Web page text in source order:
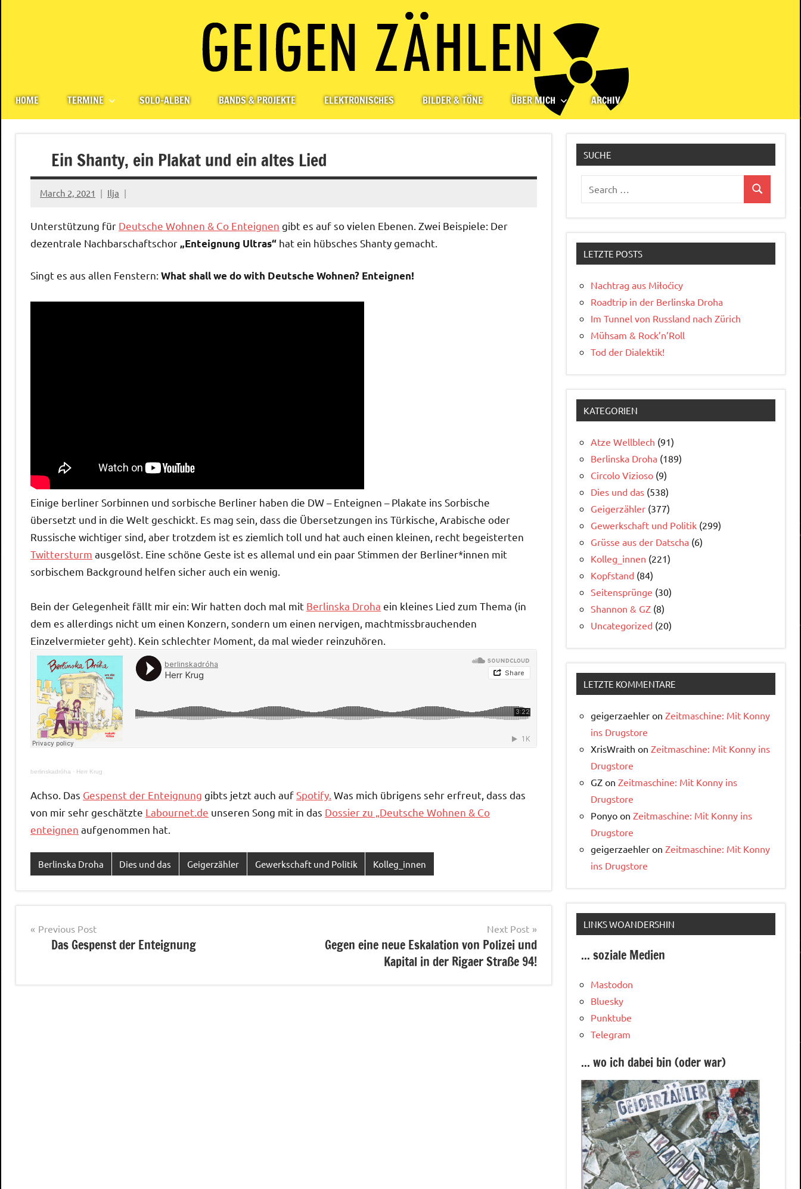
Geigerzähler
HOME TERMINE SOLO-ALBEN BANDS & PROJEKTE ELEKTRONISCHES BILDER & TÖNE ÜBER MICH ARCHIV
Ein Shanty, ein Plakat und ein altes Lied
March 2, 2021 Ilja
Unterstützung für Deutsche Wohnen & Co Enteignen gibt es auf so vielen Ebenen. Zwei Beispiele: Der
dezentrale Nachbarschaftschor „Enteignung Ultras“ hat ein hübsches Shanty gemacht.
Singt es aus allen Fenstern: What shall we do with Deutsche Wohnen? Enteignen!
Einige berliner Sorbinnen und sorbische Berliner haben die DW – Enteignen – Plakate ins Sorbische
übersetzt und in die Welt geschickt. Es mag sein, dass die Übersetzungen ins Türkische, Arabische oder
Russische wichtiger sind, aber trotzdem ist es ziemlich toll und hat auch einen kleinen, recht begeisterten
Twittersturm ausgelöst. Eine schöne Geste ist es allemal und ein paar Stimmen der Berliner*innen mit
sorbischem Background helfen sicher auch ein wenig.
Bein der Gelegenheit fällt mir ein: Wir hatten doch mal mit Berlinska Droha ein kleines Lied zum Thema (in
dem es allerdings nicht um einen Konzern, sondern um einen nervigen, machtmissbrauchenden
Einzelvermieter geht). Kein schlechter Moment, da mal wieder reinzuhören.
berlinskadróha · Herr Krug
Achso. Das Gespenst der Enteignung gibts jetzt auch auf Spotify. Was mich übrigens sehr erfreut, dass das
von mir sehr geschätzte Labournet.de unseren Song mit in das Dossier zu „Deutsche Wohnen & Co
enteignen aufgenommen hat.
Berlinska Droha Dies und das Geigerzähler Gewerkschaft und Politik Kolleg_innen
Post
navigation
Previous Post
Das Gespenst der Enteignung
Next Post
Gegen eine neue Eskalation von Polizei und
Kapital in der Rigaer Straße 94!
SUCHE
for:
Search
LETZTE POSTS
Nachtrag aus Miłoćicy
Roadtrip in der Berlinska Droha
Im Tunnel von Russland nach Zürich
Mühsam & Rock’n’Roll
Tod der Dialektik!
KATEGORIEN
Atze Wellblech (91)
Berlinska Droha (189)
Circolo Vizioso (9)
Dies und das (538)
Geigerzähler (377)
Gewerkschaft und Politik (299)
Grüsse aus der Datscha (6)
Kolleg_innen (221)
Kopfstand (84)
Seitensprünge (30)
Shannon & GZ (8)
Uncategorized (20)
LETZTE KOMMENTARE
geigerzaehler on Zeitmaschine: Mit Konny
ins Drugstore
XrisWraith on Zeitmaschine: Mit Konny ins
Drugstore
GZ on Zeitmaschine: Mit Konny ins
Drugstore
Ponyo on Zeitmaschine: Mit Konny ins
Drugstore
geigerzaehler on Zeitmaschine: Mit Konny
ins Drugstore
LINKS WOANDERSHIN
... soziale Medien
Mastodon
Bluesky
Punktube
Telegram
... wo ich dabei bin (oder war)